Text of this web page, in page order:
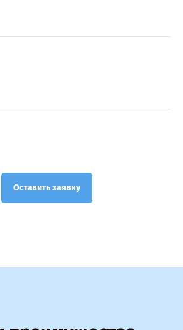
Оставить заявку